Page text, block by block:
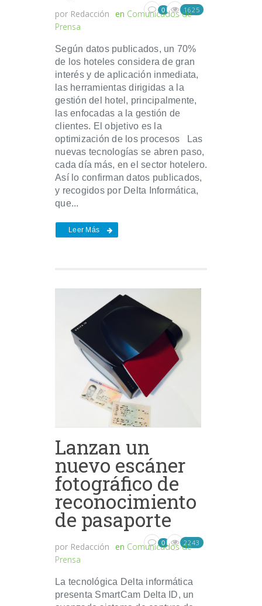
por Redacción en Comunicados de
Prensa
0 1625
Según datos publicados, un 70%
de los hoteles considera de gran
interés y de aplicación inmediata,
las herramientas dirigidas a la
gestión del hotel, principalmente,
las enfocadas a la gestión de
clientes. El objetivo es la
optimización de los procesos Las
nuevas tecnologías se abren paso,
cada día más, en el sector hotelero.
Así lo confirman datos publicados,
y recogidos por Delta Informática,
que...
Leer Más
Lanzan un
nuevo escáner
fotográfico de
reconocimiento
de pasaporte
por Redacción en Comunicados de
Prensa
0 2243
La tecnológica Delta informática
presenta SmartCam Delta ID, un